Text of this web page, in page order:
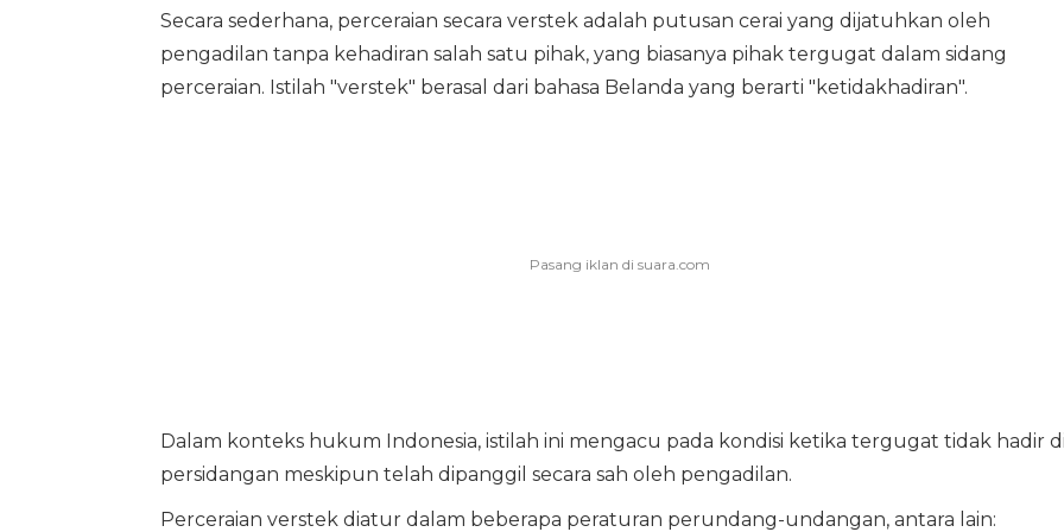
Secara sederhana, perceraian secara verstek adalah putusan cerai yang dijatuhkan oleh
pengadilan tanpa kehadiran salah satu pihak, yang biasanya pihak tergugat dalam sidang
perceraian. Istilah "verstek" berasal dari bahasa Belanda yang berarti "ketidakhadiran".
Dalam konteks hukum Indonesia, istilah ini mengacu pada kondisi ketika tergugat tidak hadir
persidangan meskipun telah dipanggil secara sah oleh pengadilan.
Perceraian verstek diatur dalam beberapa peraturan perundang-undangan, antara lain: